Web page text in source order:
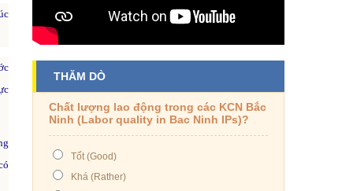
THĂM DÒ
Chất lượng lao động trong các KCN Bắc
Ninh (Labor quality in Bac Ninh IPs)?
Tốt (Good)
Khá (Rather)